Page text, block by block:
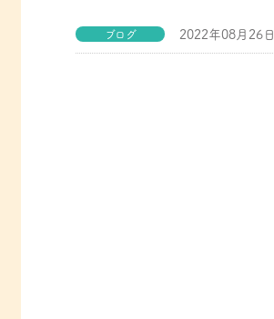
ブログ 2022年08月26日